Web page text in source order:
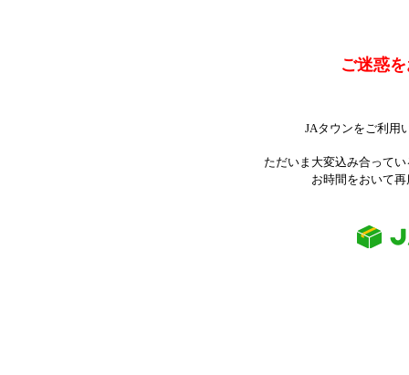
ご迷惑
JAタウンをご利用
ただいま大変込み合って
お時間をおいて